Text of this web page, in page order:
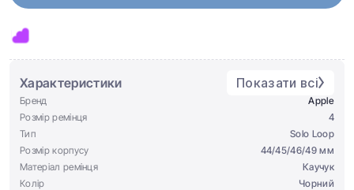
Характеристики Показати всі
Бренд
Apple
Розмір ремінця
4
Тип
Solo Loop
Розмір корпусу
44/45/46/49 мм
Матеріал ремінця
Каучук
Колір
Чорний